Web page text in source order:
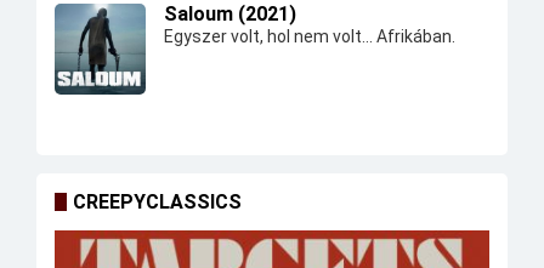
Saloum (2021)
Egyszer volt, hol nem volt... Afrikában.
CREEPYCLASSICS